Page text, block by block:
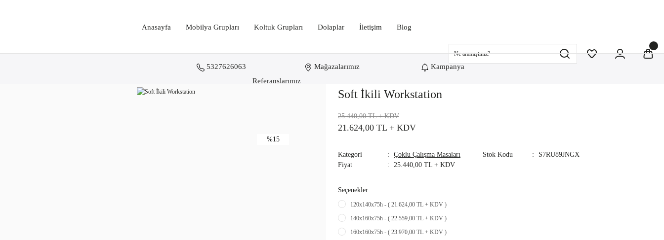
Anasayfa Mobilya Grupları Koltuk Grupları Dolaplar İletişim Blog
Referanslarımız
5327626063 Mağazalarımız Kampanya
%15
Soft İkili Workstation
21.624,00 TL + KDV
25.440,00 TL+ KDV
Kategori Çoklu Çalışma Masaları Stok Kodu
S7RU89JNGX
Fiyat
25.440,00 TL + KDV
Seçenekler
120x140x75h - ( 21.624,00 TL + KDV )
140x160x75h - ( 22.559,00 TL + KDV )
160x160x75h - ( 23.970,00 TL + KDV )